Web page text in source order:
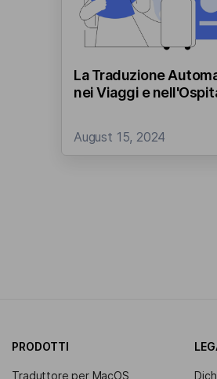
La Traduzione
nei Viaggi e
August 15, 2024
PRODOTTI
Traduttore per MacOS